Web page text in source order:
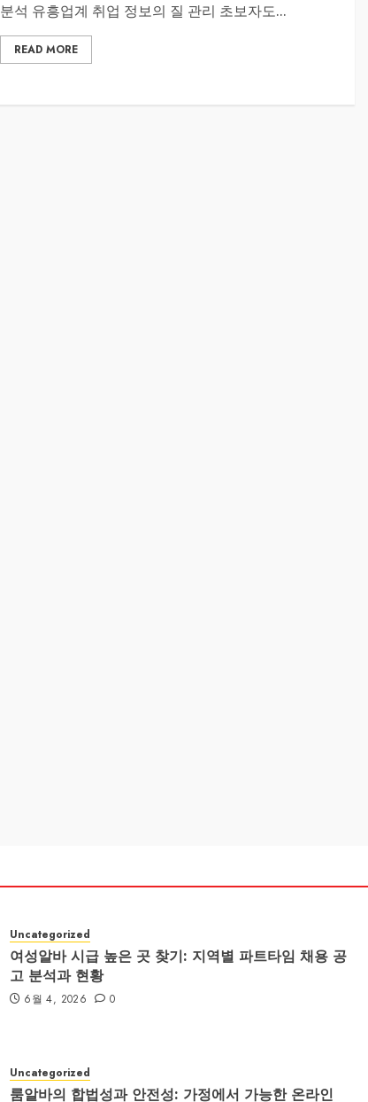
분석 유흥업계 취업 정보의 질 관리 초보자도...
READ MORE
Uncategorized
여성알바 시급 높은 곳 찾기: 지역별 파트타임 채용 공
고 분석과 현황
6월 4, 2026 0
Uncategorized
룸알바의 합법성과 안전성: 가정에서 가능한 온라인